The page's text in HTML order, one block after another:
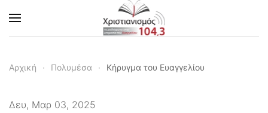
Skip to main content
Αρχική Πολυμέσα Κήρυγμα του Ευαγγελίου
Δευ, Μαρ 03, 2025